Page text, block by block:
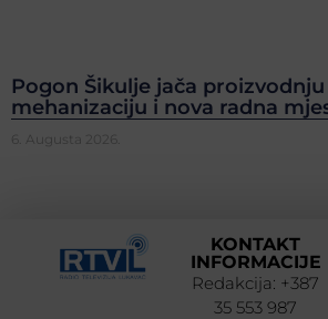
Pogon Šikulje jača
mehanizaciju i nova radna
6. Augusta 2026.
KONTAKT
INFORMACIJE
Redakcija: +387
35 553 987